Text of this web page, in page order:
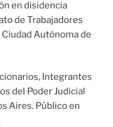
en disidencia
de Trabajadores
Autónoma de
Integrantes
del Poder Judicial
Aires. Público en